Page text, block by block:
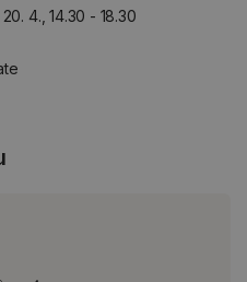
4., 14.30 - 18.30